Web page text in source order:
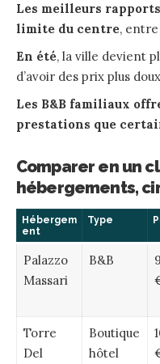
Les meilleurs
limite du centre,
En été, la ville devient
d’avoir des prix plus
Les B&B familiaux
prestations que
Comparer en un
hébergements,
Hébergem
ent
Type
Palazzo
Massari
B&B
Torre
Del
Boutique
hôtel